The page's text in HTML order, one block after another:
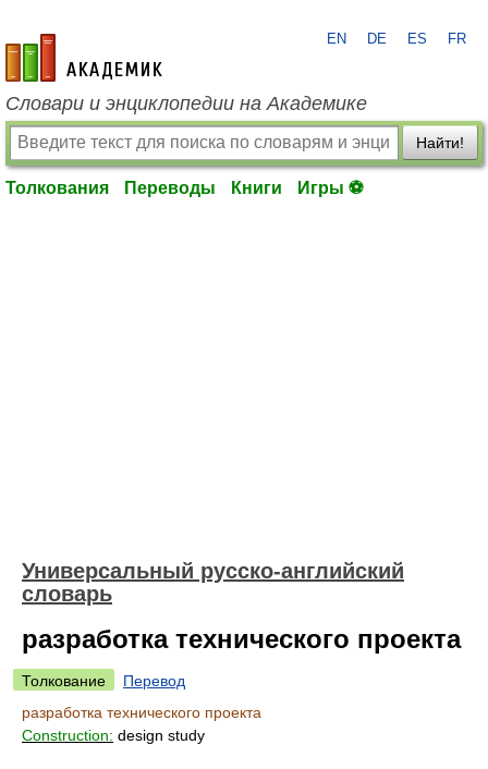
academic.ru
EN DE ES FR
Словари и энциклопедии на Академике
Найти!
Толкования Переводы Книги Игры ⚽
Универсальный русско-английский
словарь
разработка технического проекта
Толкование
Перевод
разработка технического проекта
Construction: design study